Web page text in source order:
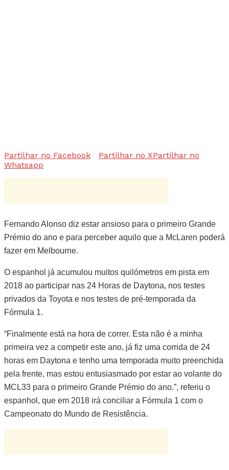
Partilhar no Facebook Partilhar no XPartilhar no
Whatsapp
Fernando Alonso diz estar ansioso para o primeiro Grande
Prémio do ano e para perceber aquilo que a McLaren poderá
fazer em Melbourne.
O espanhol já acumulou muitos quilómetros em pista em
2018 ao participar nas 24 Horas de Daytona, nos testes
privados da Toyota e nos testes de pré-temporada da
Fórmula 1.
“Finalmente está na hora de correr. Esta não é a minha
primeira vez a competir este ano, já fiz uma corrida de 24
horas em Daytona e tenho uma temporada muito preenchida
pela frente, mas estou entusiasmado por estar ao volante do
MCL33 para o primeiro Grande Prémio do ano.”, referiu o
espanhol, que em 2018 irá conciliar a Fórmula 1 com o
Campeonato do Mundo de Resistência.